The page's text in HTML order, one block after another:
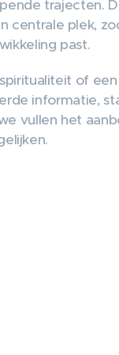
trajecten.
centrale plek,
past.
of
informatie,
vullen het